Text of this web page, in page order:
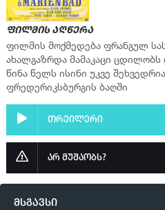
ფილმის აღწერა
ფილმის მოქმედება ფრანგულ
ახალგაზრდა მამაკაცი ცდილობს
წინა წელს ისინი უკვე
ფრედერიკსბურგის ბაღში
თრეილერი
არ მუშაობს?
მსგავსი